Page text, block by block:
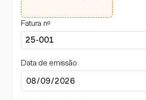
Fatura nº
Data de emissão